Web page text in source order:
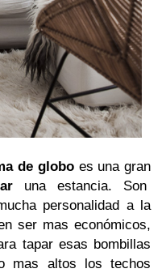
de globoes una gran
una estancia. Son
personalidad a la
ser mas económicos,
tapar esas bombillas
mas altos los techos